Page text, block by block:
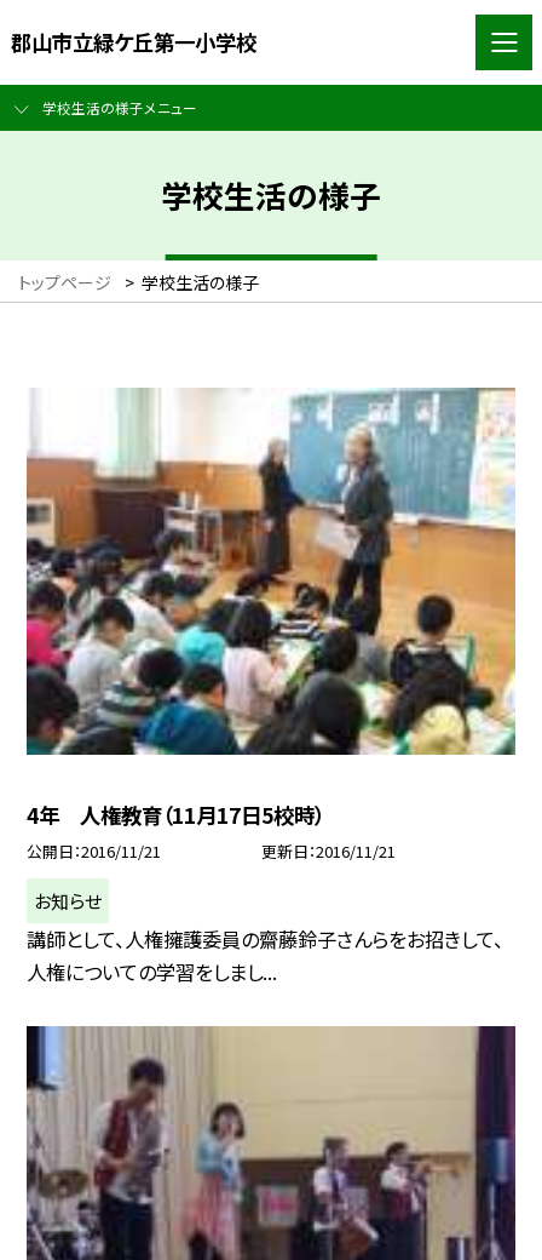
郡山市立緑ケ丘第一小学校
学校生活の様子メニュー
学校生活の様子
トップページ > 学校生活の様子
4年 人権教育（11月17日5校時）
公開日 2016/11/21 更新日 2016/11/21
お知らせ
講師として、人権擁護委員の齋藤鈴子さんらをお招きして、
人権についての学習をしまし...